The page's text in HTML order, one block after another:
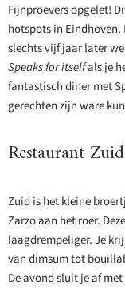
Fijnproevers opgelet!
hotspots in Eindhoven.
slechts vijf jaar later
Speaks for itselfals je
fantastisch diner met
gerechten zijn ware
Restaurant
Zuid is het kleine
Zarzo aan het roer.
laagdrempeliger. Je
van dimsum tot
De avond sluit je af